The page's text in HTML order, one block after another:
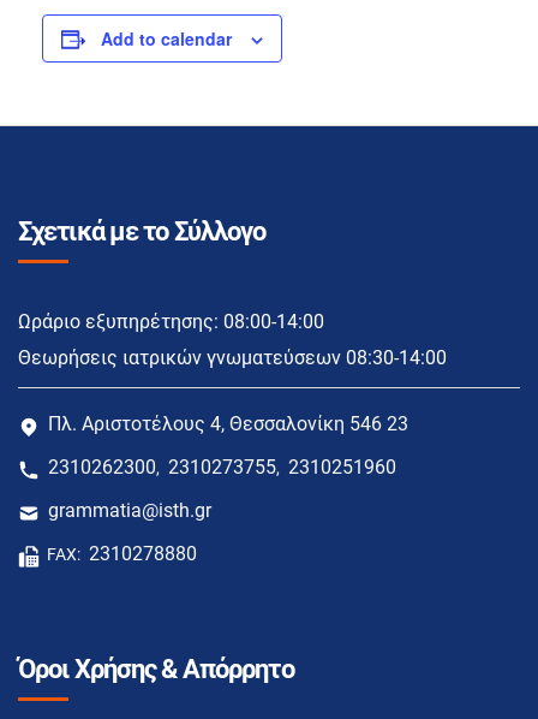
Add to calendar
Σχετικά με το Σύλλογο
Ωράριο εξυπηρέτησης: 08:00-14:00
Θεωρήσεις ιατρικών γνωματεύσεων 08:30-14:00
Πλ. Αριστοτέλους 4, Θεσσαλονίκη 546 23
2310262300, 2310273755, 2310251960
grammatia@isth.gr
FAX: 2310278880
Όροι Χρήσης & Απόρρητο